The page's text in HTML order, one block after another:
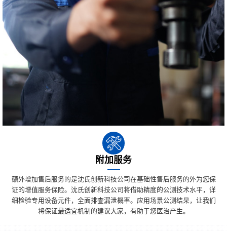
附加服务
额外增加售后服务的是沈氏创新科技公司在基础性售后服务的外为您保
证的增值服务保险。沈氏创新科技公司将借助精度的公测技术水平，详
细检验专用设备元件，全面排查漏泄概率。应用场景公测结杲，让我们
将保证最适宜机制的建议大家，有助于您医治产生。